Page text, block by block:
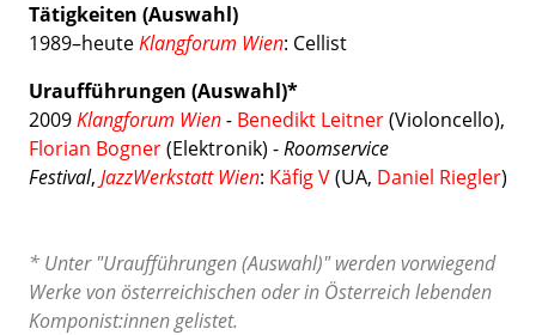
Tätigkeiten (Auswahl)
1989–heuteKlangforum Wien: Cellist
Uraufführungen (Auswahl)*
2009Klangforum Wien- Benedikt Leitner(Violoncello),
Florian Bogner(Elektronik) -Roomservice
Festival, JazzWerkstatt Wien: Käfig V(UA, Daniel Riegler)
* Unter "Uraufführungen (Auswahl)" werden vorwiegend
Werke von österreichischen oder in Österreich lebenden
Komponist:innen gelistet.